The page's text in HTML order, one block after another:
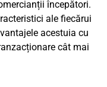
începători.
ale fiecărui
acestuia cu
cât mai